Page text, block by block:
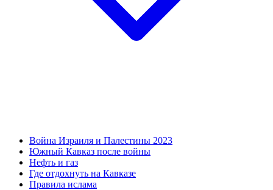
Война Израиля и Палестины 2023
Южный Кавказ после войны
Нефть и газ
Где отдохнуть на Кавказе
Правила ислама